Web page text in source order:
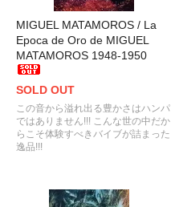
MIGUEL MATAMOROS / La
Epoca de Oro de MIGUEL
MATAMOROS 1948-1950
SOLD OUT
この音から溢れ出る豊かさはハンパ
ではありません!!! こんな世の中だか
らこそ体験すべきバイブが詰まった
逸品!!!